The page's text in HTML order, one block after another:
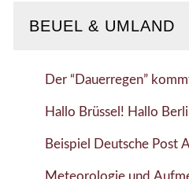
BEUEL & UMLAND
Der “Dauerregen”
Hallo Brüssel! Hallo
Beispiel Deutsche Post